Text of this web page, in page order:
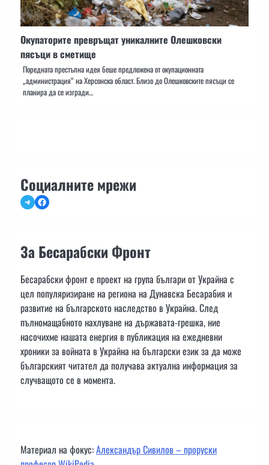
Окупаторите превръщат уникалните Олешковски
пясъци в сметище
Поредната престъпна идея беше предложена от окупационната
„администрация“ на Херсонска област. Близо до Олешковските пясъци се
планира да се изгради…
Социалните мрежи
TelegramFacebook
За Бесарабски Фронт
Бесарабски фронт е проект на група българи от Украйна с
цел популяризиране на региона на Дунавска Бесарабия и
развитие на българското наследство в Украйна. След
пълномащабното нахлуване на държавата-грешка, ние
насочихме нашата енергия в публикация на ежедневни
хроники за войната в Украйна на български език за да може
българският читател да получава актуална информация за
случващото се в момента.
Материал на фокус:Александър Сивилов – проруски